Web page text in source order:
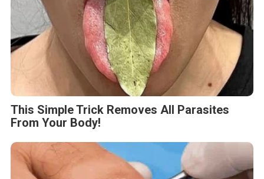
This Simple Trick Removes All Parasites
From Your Body!